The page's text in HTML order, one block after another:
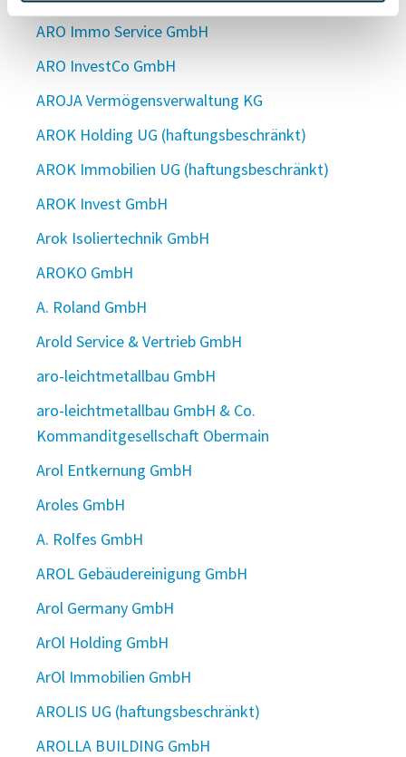
ARO Immo Service GmbH
ARO InvestCo GmbH
AROJA Vermögensverwaltung KG
AROK Holding UG (haftungsbeschränkt)
AROK Immobilien UG (haftungsbeschränkt)
AROK Invest GmbH
Arok Isoliertechnik GmbH
AROKO GmbH
A. Roland GmbH
Arold Service & Vertrieb GmbH
aro-leichtmetallbau GmbH
aro-leichtmetallbau GmbH & Co.
Kommanditgesellschaft Obermain
Arol Entkernung GmbH
Aroles GmbH
A. Rolfes GmbH
AROL Gebäudereinigung GmbH
Arol Germany GmbH
ArOl Holding GmbH
ArOl Immobilien GmbH
AROLIS UG (haftungsbeschränkt)
AROLLA BUILDING GmbH